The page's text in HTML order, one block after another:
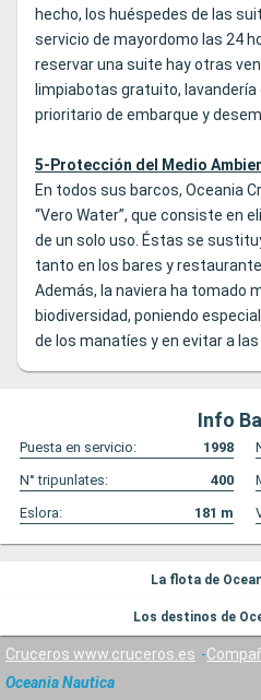
hecho, los huéspedes de las
servicio de mayordomo las 24
reservar una suite hay otras
limpiabotas gratuito,
prioritario de embarque y
5-Protección del Medio
En todos sus barcos, Oceania
“Vero Water”, que consiste en
de un solo uso. Éstas se
tanto en los bares y
Además, la naviera ha tomado
biodiversidad, poniendo
de los manatíes y en evitar a las
Info
Puesta en servicio: 1998
N° tripunlates:
400
Eslora:
181 m
La flota de
Los destinos de
Cruceros www.cruceros.es
Oceania Nautica